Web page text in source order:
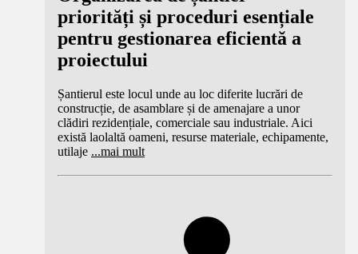
priorități și proceduri esențiale
pentru gestionarea eficientă a
proiectului
Șantierul este locul unde au loc diferite lucrări de
construcție, de asamblare și de amenajare a unor
clădiri rezidențiale, comerciale sau industriale. Aici
există laolaltă oameni, resurse materiale, echipamente,
utilaje ...mai mult